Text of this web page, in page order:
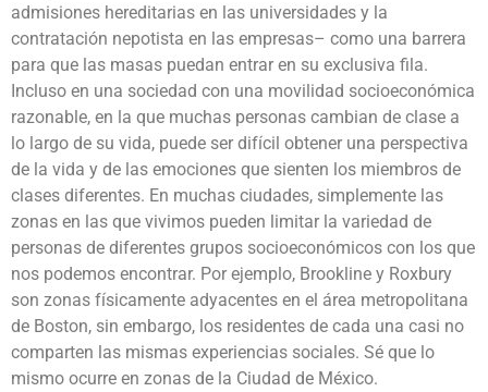
admisiones hereditarias en las universidades y la
contratación nepotista en las empresas– como una barrera
para que las masas puedan entrar en su exclusiva fila.
Incluso en una sociedad con una movilidad socioeconómica
razonable, en la que muchas personas cambian de clase a
lo largo de su vida, puede ser difícil obtener una perspectiva
de la vida y de las emociones que sienten los miembros de
clases diferentes. En muchas ciudades, simplemente las
zonas en las que vivimos pueden limitar la variedad de
personas de diferentes grupos socioeconómicos con los que
nos podemos encontrar. Por ejemplo, Brookline y Roxbury
son zonas físicamente adyacentes en el área metropolitana
de Boston, sin embargo, los residentes de cada una casi no
comparten las mismas experiencias sociales. Sé que lo
mismo ocurre en zonas de la Ciudad de México.